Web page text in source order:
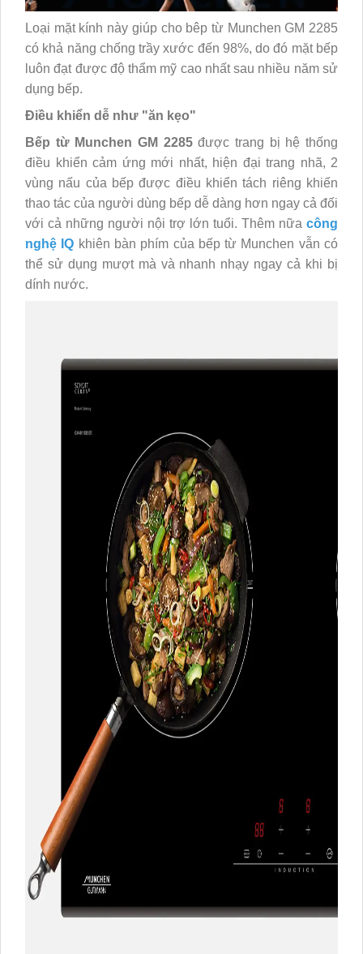
Loại mặt kính này giúp cho bêp từ Munchen GM 2285
có khả năng chống trầy xước đến 98%, do đó mặt bếp
luôn đạt được độ thẩm mỹ cao nhất sau nhiều năm sử
dụng bếp.
Điều khiển dễ như "ăn kẹo"
Bếp từ Munchen GM 2285được trang bị hệ thống
điều khiển cảm ứng mới nhất, hiện đại trang nhã, 2
vùng nấu của bếp được điều khiển tách riêng khiến
thao tác của người dùng bếp dễ dàng hơn ngay cả đối
với cả những người nội trợ lớn tuổi. Thêm nữa công
nghệ IQ khiên bàn phím của bếp từ Munchen vẫn có
thể sử dụng mượt mà và nhanh nhạy ngay cả khi bị
dính nước.